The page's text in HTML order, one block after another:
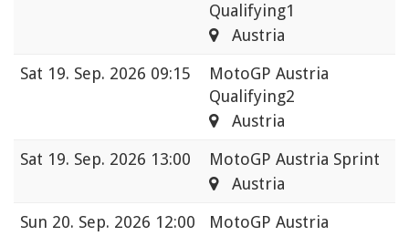
Qualifying1
Austria
Sat 19. Sep. 2026 09:15
MotoGP Austria
Qualifying2
Austria
Sat 19. Sep. 2026 13:00
MotoGP Austria Sprint
Austria
Sun 20. Sep. 2026 12:00
MotoGP Austria